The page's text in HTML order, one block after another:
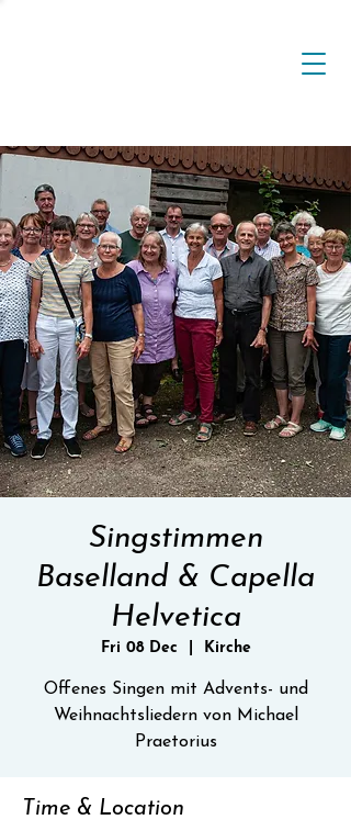
Singstimmen
Baselland & Capella
Helvetica
Fri 08 Dec Kirche
Offenes Singen mit Advents- und
Weihnachtsliedern von Michael
Praetorius
Time & Location